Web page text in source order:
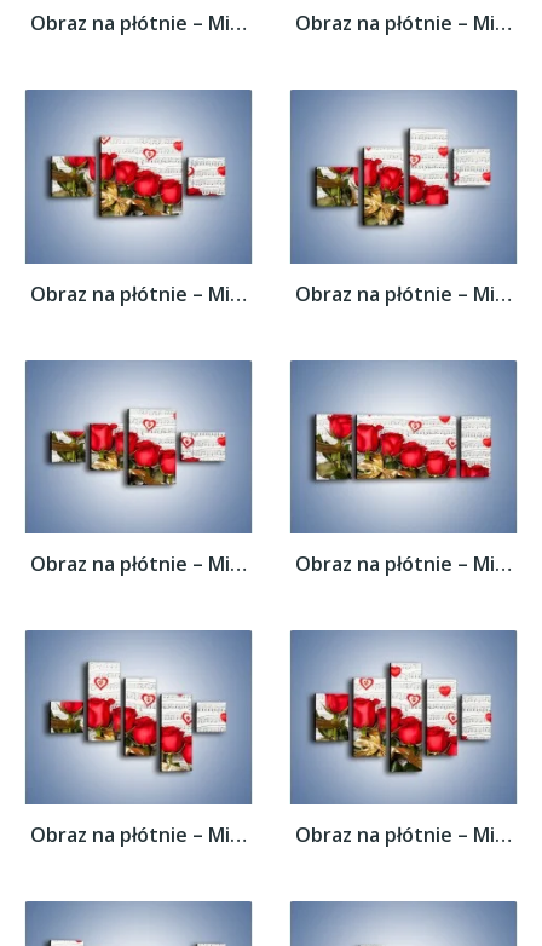
Obraz na płótnie – Miłosne melodie wśród... Obraz na płótnie – Miłosne melodie wśród...
Obraz na płótnie – Miłosne melodie wśród... Obraz na płótnie – Miłosne melodie wśród...
Obraz na płótnie – Miłosne melodie wśród... Obraz na płótnie – Miłosne melodie wśród...
Obraz na płótnie – Miłosne melodie wśród... Obraz na płótnie – Miłosne melodie wśród...